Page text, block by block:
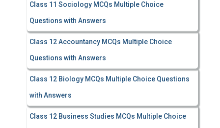
Class 11 Sociology MCQs Multiple Choice
Questions with Answers
Class 12 Accountancy MCQs Multiple Choice
Questions with Answers
Class 12 Biology MCQs Multiple Choice Questions
with Answers
Class 12 Business Studies MCQs Multiple Choice